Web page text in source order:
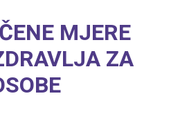
MJERE
ZA